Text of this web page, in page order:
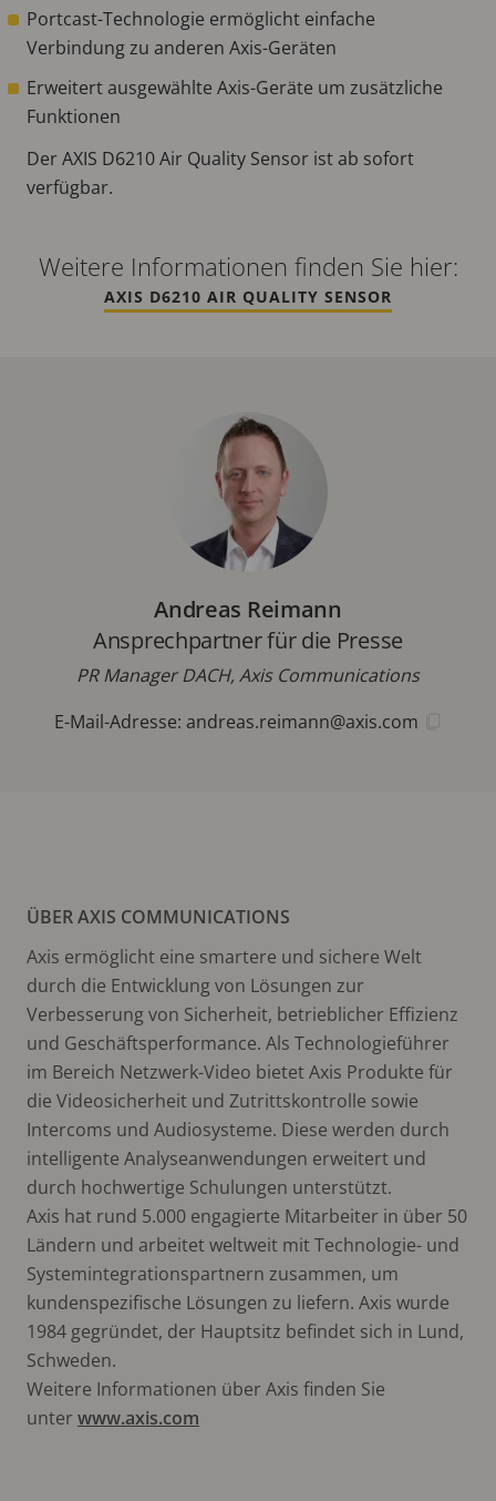
Portcast-Technologie ermöglicht einfache
Verbindung zu anderen Axis-Geräten
Erweitert ausgewählte Axis-Geräte um zusätzliche
Funktionen
Der AXIS D6210 Air Quality Sensor ist ab sofort
verfügbar.
Weitere Informationen finden Sie hier:
AXIS D6210 AIR QUALITY SENSOR
Andreas Reimann
Ansprechpartner für die Presse
PR Manager DACH, Axis Communications
E-Mail-Adresse: andreas.reimann@axis.com
ÜBER AXIS COMMUNICATIONS
Axis ermöglicht eine smartere und sichere Welt
durch die Entwicklung von Lösungen zur
Verbesserung von Sicherheit, betrieblicher Effizienz
und Geschäftsperformance. Als Technologieführer
im Bereich Netzwerk-Video bietet Axis Produkte für
die Videosicherheit und Zutrittskontrolle sowie
Intercoms und Audiosysteme. Diese werden durch
intelligente Analyseanwendungen erweitert und
durch hochwertige Schulungen unterstützt.
Axis hat rund 5.000 engagierte Mitarbeiter in über 50
Ländern und arbeitet weltweit mit Technologie- und
Systemintegrationspartnern zusammen, um
kundenspezifische Lösungen zu liefern. Axis wurde
1984 gegründet, der Hauptsitz befindet sich in Lund,
Schweden.
Weitere Informationen über Axis finden Sie
unter www.axis.com